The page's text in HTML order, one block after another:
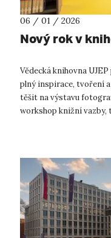
06 / 01 / 2026
Nový rok v
Vědecká knihovna
plný inspirace, tvoření
těšit na výstavu
workshop knižní